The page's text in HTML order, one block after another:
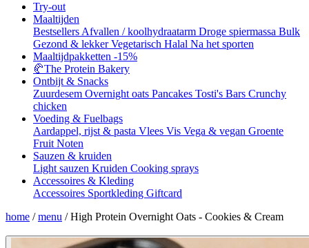
Try-out
Maaltijden
Bestsellers Afvallen / koolhydraatarm Droge spiermassa Bulk
Gezond & lekkerVegetarisch Halal Na het sporten
Maaltijdpakketten -15%
🥐The Protein Bakery
Ontbijt & Snacks
Zuurdesem Overnight oats Pancakes Tosti's Bars Crunchy
chicken
Voeding & Fuelbags
Aardappel, rijst & pasta Vlees Vis Vega & vegan Groente
Fruit Noten
Sauzen & kruiden
Light sauzen Kruiden Cooking sprays
Accessoires & Kleding
Accessoires Sportkleding Giftcard
home / menu / High Protein Overnight Oats - Cookies & Cream